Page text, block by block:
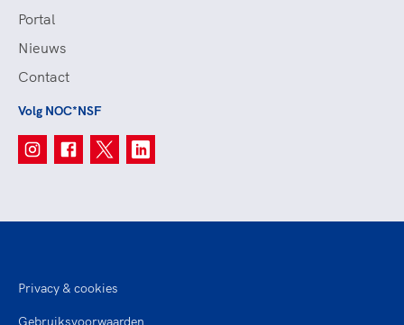
Portal
Nieuws
Contact
Volg NOC*NSF
Privacy & cookies
Gebruiksvoorwaarden